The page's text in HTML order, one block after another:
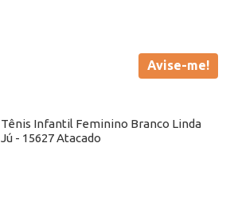
Avise-me!
Tênis Infantil Feminino Branco Linda
Jú - 15627 Atacado